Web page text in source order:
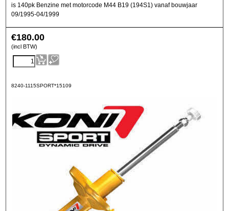
is 140pk Benzine met motorcode M44 B19 (194S1) vanaf bouwjaar
09/1995-04/1999
€180.00
(incl BTW)
8240-1115SPORT*15109